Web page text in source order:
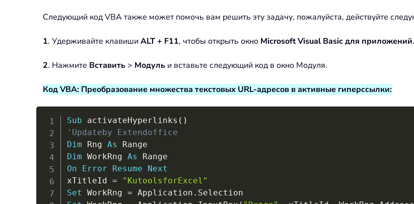
Следующий код VBA также может помочь вам решить эту задачу, пожалуйста, действуйте
1. Удерживайте клавиши ALT + F11, чтобы открыть окно Microsoft Visual Basic для приложений.
2. Нажмите Вставить > Модуль и вставьте следующий код в окно Модуля.
Код VBA: Преобразование множества текстовых URL-адресов в активные гиперссылки:
Sub activateHyperlinks ( )
'Updateby Extendoffice
Dim Rng As
Dim WorkRng As
On
Error Resume
Next
xTitleId =
"KutoolsforExcel"
Set WorkRng = Application .